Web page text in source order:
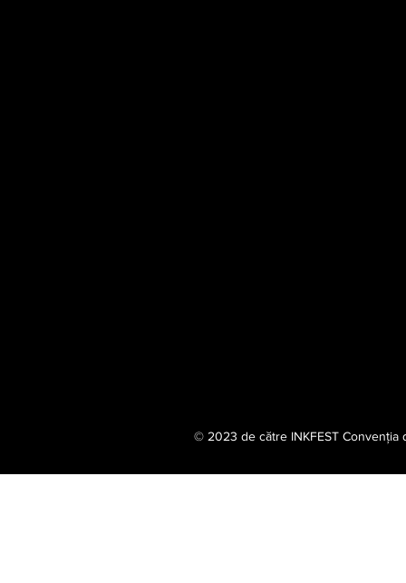
© 2023 de către INKFEST Convenția